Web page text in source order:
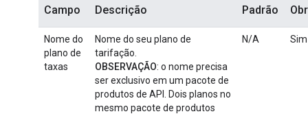
Campo Descrição Padrão
Nome do
plano de
taxas
Nome do seu plano de
tarifação.
OBSERVAÇÃO: o nome precisa
ser exclusivo em um pacote de
produtos de API. Dois planos no
mesmo pacote de produtos
N/A Sim